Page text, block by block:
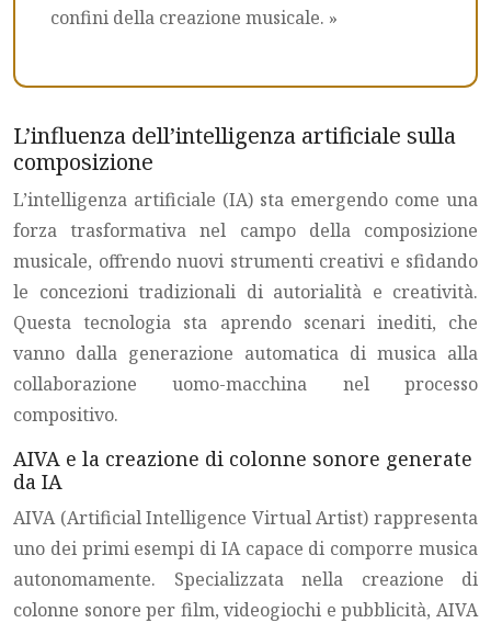
confini della creazione musicale. »
L’influenza dell’intelligenza artificiale sulla
composizione
L’intelligenza artificiale (IA) sta emergendo come una
forza trasformativa nel campo della composizione
musicale, offrendo nuovi strumenti creativi e sfidando
le concezioni tradizionali di autorialità e creatività.
Questa tecnologia sta aprendo scenari inediti, che
vanno dalla generazione automatica di musica alla
collaborazione uomo-macchina nel processo
compositivo.
AIVA e la creazione di colonne sonore generate
da IA
AIVA (Artificial Intelligence Virtual Artist) rappresenta
uno dei primi esempi di IA capace di comporre musica
autonomamente. Specializzata nella creazione di
colonne sonore per film, videogiochi e pubblicità, AIVA